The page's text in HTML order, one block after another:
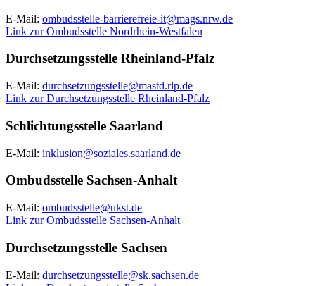
E-Mail: ombudsstelle-barrierefreie-it@mags.nrw.de
Link zur Ombudsstelle Nordrhein-Westfalen
Durchsetzungsstelle Rheinland-Pfalz
E-Mail: durchsetzungsstelle@mastd.rlp.de
Link zur Durchsetzungsstelle Rheinland-Pfalz
Schlichtungsstelle Saarland
E-Mail: inklusion@soziales.saarland.de
Ombudsstelle Sachsen-Anhalt
E-Mail: ombudsstelle@ukst.de
Link zur Ombudsstelle Sachsen-Anhalt
Durchsetzungsstelle Sachsen
E-Mail: durchsetzungsstelle@sk.sachsen.de